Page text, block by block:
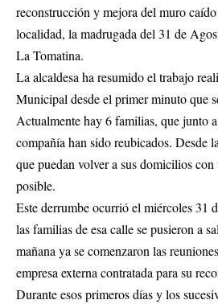
reconstrucción y mejora del muro
localidad, la madrugada del 31 de
La Tomatina.
La alcaldesa ha resumido el trabajo
Municipal desde el primer minuto que
Actualmente hay 6 familias, que junto
compañía han sido reubicados. Desde
que puedan volver a sus domicilios
posible.
Este derrumbe ocurrió el miércoles 31
las familias de esa calle se pusieron a
mañana ya se comenzaron las
empresa externa contratada para su
Durante esos primeros días y los